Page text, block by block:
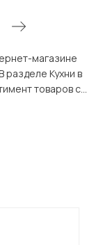
магазине
товаров с
шт.